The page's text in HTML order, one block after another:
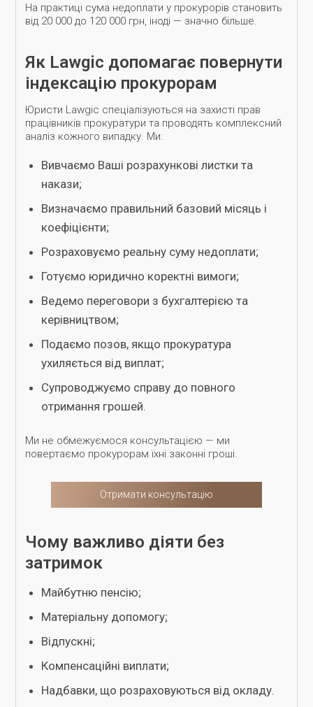
На практиці сума недоплати у прокурорів становить
від 20 000 до 120 000 грн, іноді — значно більше.
Як Lawgic допомагає повернути
індексацію прокурорам
Юристи Lawgic спеціалізуються на захисті прав
працівників прокуратури та проводять комплексний
аналіз кожного випадку. Ми:
Вивчаємо Ваші розрахункові листки та
накази;
Визначаємо правильний базовий місяць і
коефіцієнти;
Розраховуємо реальну суму недоплати;
Готуємо юридично коректні вимоги;
Ведемо переговори з бухгалтерією та
керівництвом;
Подаємо позов, якщо прокуратура
ухиляється від виплат;
Супроводжуємо справу до повного
отримання грошей.
Ми не обмежуємося консультацією — ми
повертаємо прокурорам їхні законні гроші.
Отримати консультацію
Чому важливо діяти без
затримок
Майбутню пенсію;
Матеріальну допомогу;
Відпускні;
Компенсаційні виплати;
Надбавки, що розраховуються від окладу.